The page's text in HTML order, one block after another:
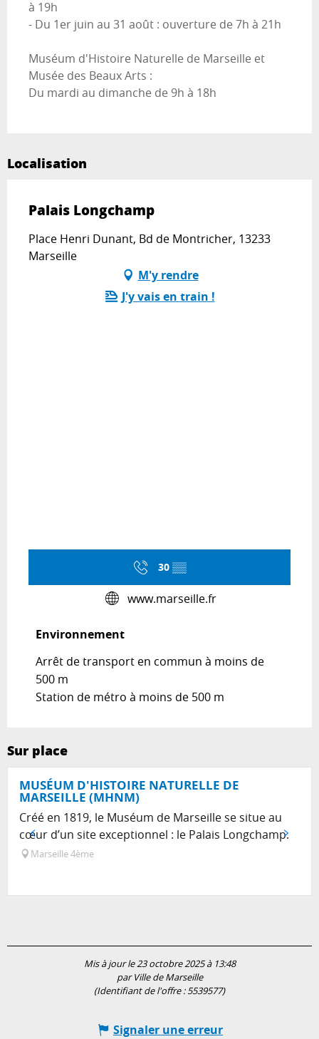
à 19h
- Du 1er juin au 31 août : ouverture de 7h à 21h
Muséum d'Histoire Naturelle de Marseille et
Musée des Beaux Arts :
Du mardi au dimanche de 9h à 18h
Localisation
Palais Longchamp
Place Henri Dunant, Bd de Montricher, 13233
Marseille
M'y rendre
J'y vais en train !
30 ▒▒
www.marseille.fr
Environnement
Environnement
Arrêt de transport en commun à moins de
500 m
Station de métro à moins de 500 m
Sur place
MUSÉUM D'HISTOIRE NATURELLE DE
MARSEILLE (MHNM)
Créé en 1819, le Muséum de Marseille se situe au
cœur d’un site exceptionnel : le Palais Longchamp.
Marseille 4ème
Mis à jour le 23 octobre 2025 à 13:48
par Ville de Marseille
(Identifiant de l'offre :5539577)
Signaler une erreur